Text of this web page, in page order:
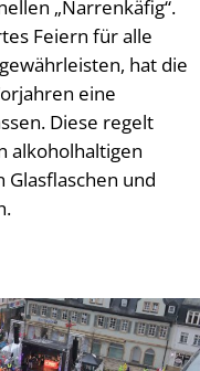
„Narrenkäfig“.
Feiern für alle
hat die
eine
Diese regelt
alkoholhaltigen
Glasflaschen und